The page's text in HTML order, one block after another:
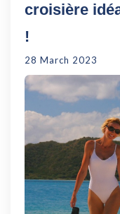
croisière
!
28 March 2023